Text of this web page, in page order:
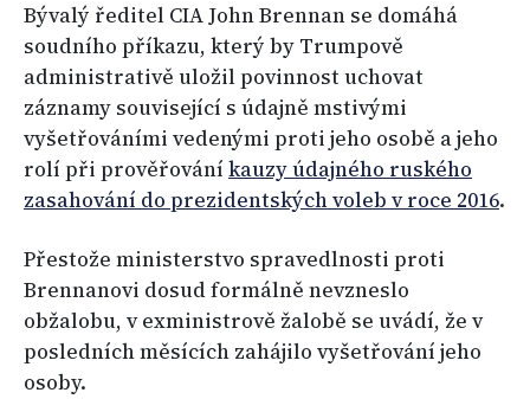
Bývalý ředitel CIA John Brennan se domáhá
soudního příkazu, který by Trumpově
administrativě uložil povinnost uchovat
záznamy související s údajně mstivými
vyšetřováními vedenými proti jeho osobě a jeho
rolí při prověřování kauzy údajného ruského
zasahování do prezidentských voleb v roce 2016.
Přestože ministerstvo spravedlnosti proti
Brennanovi dosud formálně nevzneslo
obžalobu, v exministrově žalobě se uvádí, že v
posledních měsících zahájilo vyšetřování jeho
osoby.